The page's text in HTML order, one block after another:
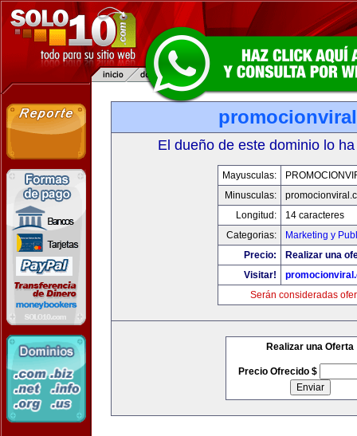
El dueño de este dominio lo
Mayusculas:
Minusculas:
Longitud:
14 caracteres
Categorias:
Marketing y
Precio:
Realizar una
Visitar!
Serán consideradas
Realizar una Oferta
Precio Ofrecido $